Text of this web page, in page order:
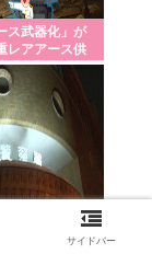
ス武器化」が
レアアース供
型ディスカサイドバー